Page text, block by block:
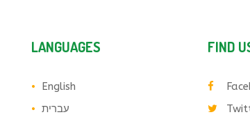
LANGUAGES
English
עברית
FIND